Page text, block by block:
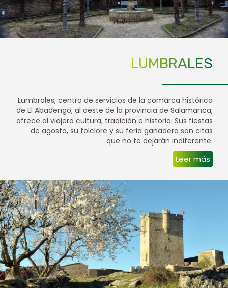
LUMBRALES
Lumbrales, centro de servicios de la comarca histórica
de El Abadengo, al oeste de la provincia de Salamanca,
ofrece al viajero cultura, tradición e historia. Sus fiestas
de agosto, su folclore y su feria ganadera son citas
que no te dejarán indiferente.
Leer más